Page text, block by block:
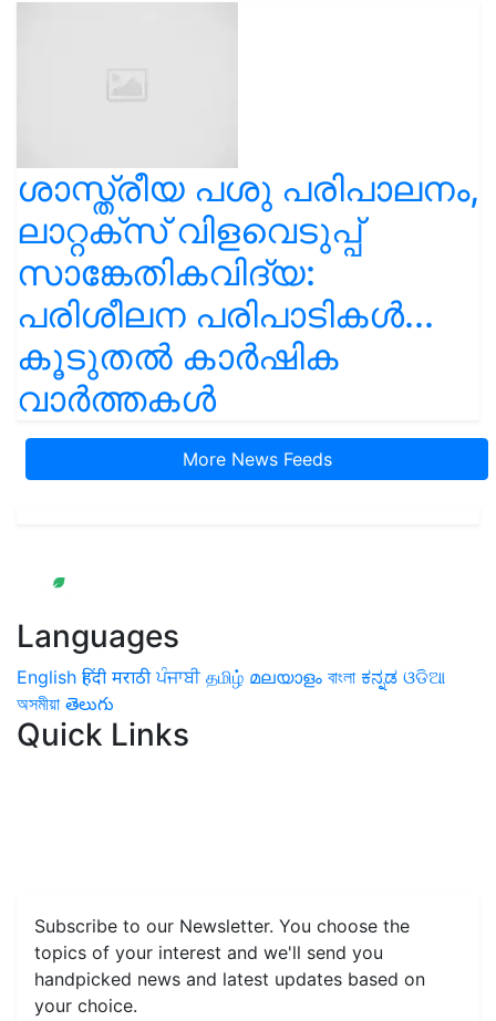
ശാസ്ത്രീയ പശു പരിപാലനം,
ലാറ്റക്സ് വിളവെടുപ്പ്
സാങ്കേതികവിദ്യ:
പരിശീലന പരിപാടികൾ...
കൂടുതൽ കാർഷിക
വാർത്തകൾ
More News Feeds
Languages
English हिंदी मराठी ਪੰਜਾਬੀ தமிழ் മലയാളം বাংলা ಕನ್ನಡ ଓଡିଆ
অসমীয়া తెలుగు
Quick Links
Subscribe to our Newsletter. You choose the
topics of your interest and we'll send you
handpicked news and latest updates based on
your choice.